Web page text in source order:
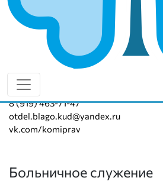
ОСНОВНЫЕ
РАБОТЫ
Социальное служение
Руководитель:
8 (919) 463-71-47
otdel.blago.kud@yandex.ru
vk.com/komiprav
Больничное служение